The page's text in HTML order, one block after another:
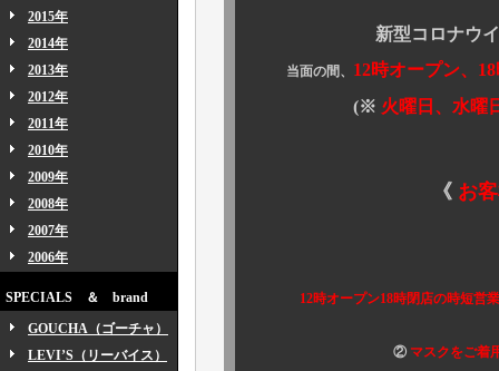
2015年
2014年
2013年
2012年
2011年
2010年
2009年
2008年
2007年
2006年
SPECIALS ＆ brand
GOUCHA（ゴーチャ）
LEVI’S（リーバイス）
新型コロナウイルス
当面の間、 12時オープン、
(※ 火曜日、水曜
《 お
12時オープン18時閉店の時短営業
② マスクをご着